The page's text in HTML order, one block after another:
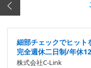
細部チェックでヒッ
完全週休二日制/年休
株式会社C-Link